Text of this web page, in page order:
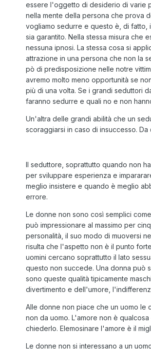
essere l'oggetto di desiderio di varie
nella mente della persona che prova
vogliamo sedurre e questo è, di
sia garantito. Nella stessa misura che
nessuna ipnosi. La stessa cosa si
attrazione in una persona che non la
pò di predisposizione nelle notre
avremo molto meno opportunità se
più di una volta. Se i grandi seduttori
faranno sedurre e quali no e non
Un'altra delle grandi abilità che un
scoraggiarsi in caso di insuccesso. Da
Il seduttore, soprattutto quando non
per sviluppare esperienza e
meglio insistere e quando è meglio
errore.
Le donne non sono così semplici
può impressionare al massimo per
personalità, il suo modo di muoversi
risulta che l'aspetto non è il punto
uomini cercano soprattutto il lato
questo non succede. Una donna può
sono queste qualità tipicamente
divertimento e dell'umore,
Alle donne non piace che un uomo le
non da uomo. L'amore non è
chiederlo. Elemosinare l'amore è il
Le donne non si interessano a un